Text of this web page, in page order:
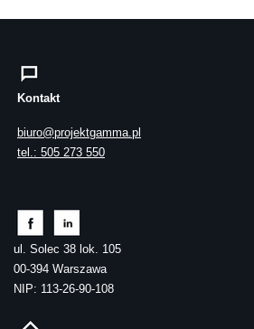
Kontakt
biuro@projektgamma.pl
tel.: 505 273 550
ul. Solec 38 lok. 105
00-394 Warszawa
NIP: 113-26-90-108